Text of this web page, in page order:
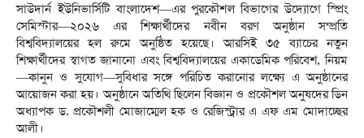
সাউদার্ন ইউনিভার্সিটি বাংলাদেশ—এর পুরকৌশল বিভাগের উদ্যোগে স্প্রিং
সেমিস্টার—২০২৬ এর শিক্ষার্থীদের নবীন বরণ অনুষ্ঠান সম্প্রতি
বিশ্ববিদ্যালয়ের হল রুমে অনুষ্ঠিত হয়েছে। আরসিই ৩৫ ব্যাচের নতুন
শিক্ষার্থীদের স্বাগত জানানো এবং বিশ্ববিদ্যালয়ের একাডেমিক পরিবেশ, নিয়ম
—কানুন ও সুযোগ—সুবিধার সঙ্গে পরিচিত করানোর লক্ষ্যে এ অনুষ্ঠানের
আয়োজন করা হয়। অনুষ্ঠানে অতিথি ছিলেন বিজ্ঞান ও প্রকৌশল অনুষদের ডিন
অধ্যাপক ড. প্রকৌশলী মোজাম্মেল হক ও রেজিস্ট্রার এ এফ এম মোদাচ্ছের
আলী।